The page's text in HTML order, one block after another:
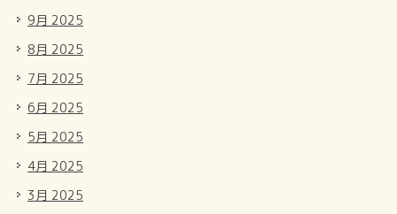
9月 2025
8月 2025
7月 2025
6月 2025
5月 2025
4月 2025
3月 2025